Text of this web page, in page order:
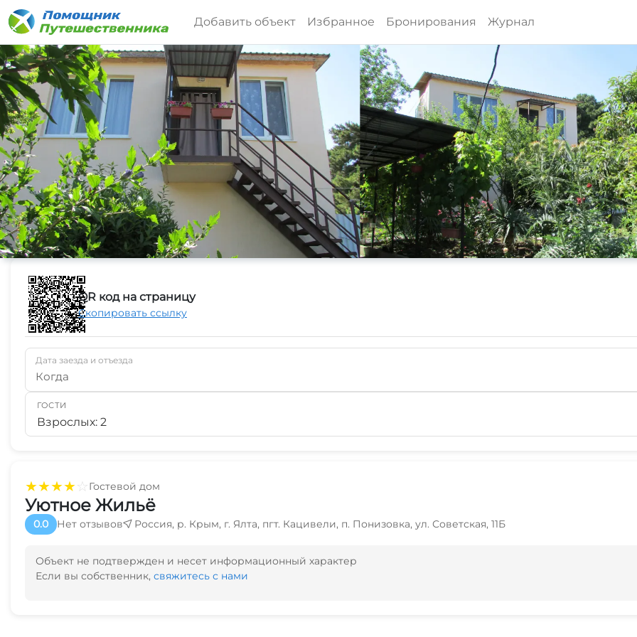
Добавить объект Избранное Бронирования Журнал
★★★★☆Гостевой дом
Уютное Жильё
0.0 Нет отзывов Россия, р. Крым, г. Ялта, пгт. Кацивели, п. Понизовка, ул. Советская, 11Б
Объект не подтвержден и несет информационный характер
Если вы собственник, свяжитесь с нами
QR код на страницу
Скопировать ссылку
Дата заезда и отъезда
Когда
ГОСТИ
Взрослых: 2